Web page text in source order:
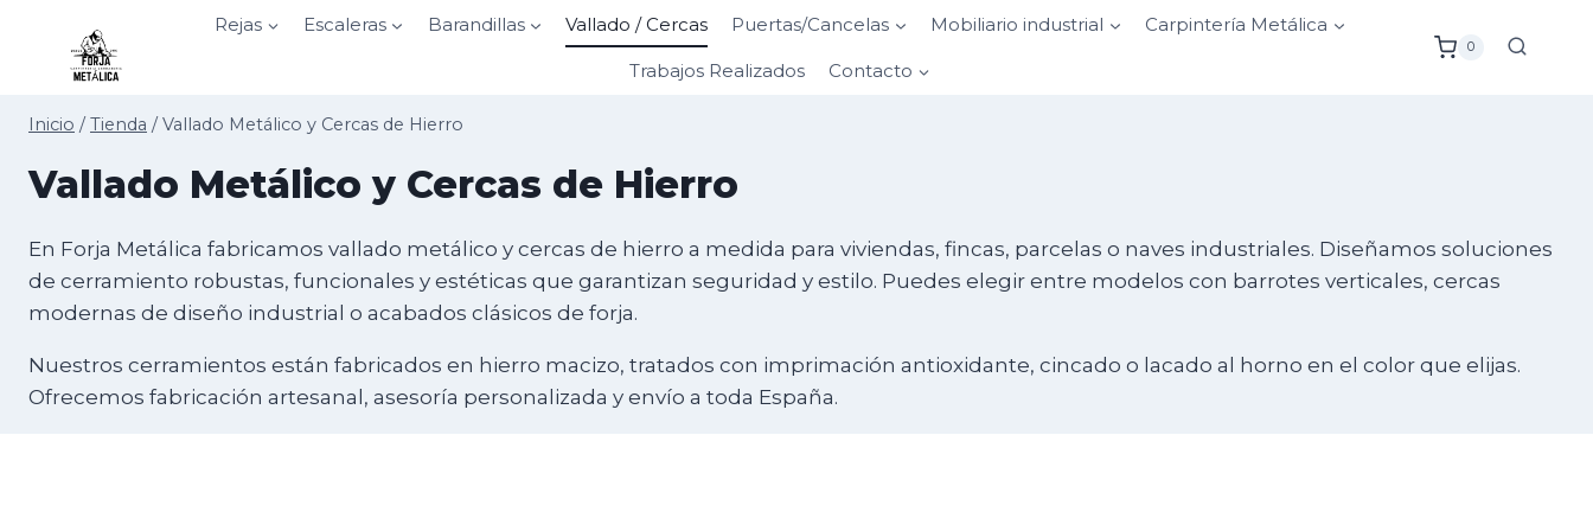
contenido
Rejas Escaleras Barandillas Vallado / Cercas Puertas/Cancelas Mobiliario industrial Carpintería Metálica
Trabajos Realizados Contacto
0
Inicio / Tienda / Vallado Metálico y Cercas de Hierro
Vallado Metálico y Cercas de Hierro
En Forja Metálica fabricamos vallado metálico y cercas de hierro a medida para viviendas, fincas, parcelas o naves industriales. Diseñamos soluciones
de cerramiento robustas, funcionales y estéticas que garantizan seguridad y estilo. Puedes elegir entre modelos con barrotes verticales, cercas
modernas de diseño industrial o acabados clásicos de forja.
Nuestros cerramientos están fabricados en hierro macizo, tratados con imprimación antioxidante, cincado o lacado al horno en el color que elijas.
Ofrecemos fabricación artesanal, asesoría personalizada y envío a toda España.